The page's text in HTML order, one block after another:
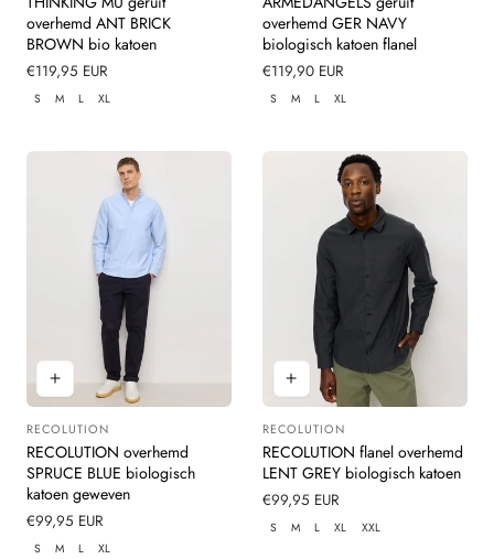
overhemd ANT BRICK
BROWN bio katoen
Normale
prijs
€119,95 EUR
S M L XL
overhemd GER NAVY
biologisch katoen flanel
Normale
prijs
€119,90 EUR
S M L XL
Leverancier:
RECOLUTION
RECOLUTION overhemd
SPRUCE BLUE biologisch
katoen geweven
Normale
prijs
€99,95 EUR
S M L XL
Leverancier:
RECOLUTION
RECOLUTION flanel overhemd
LENT GREY biologisch katoen
Normale
prijs
€99,95 EUR
S M L XL XXL